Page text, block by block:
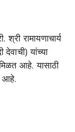
रामायणाचार्य
यांच्या
आहे. यासाठी
आहे.